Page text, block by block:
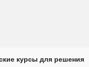
курсы для решения